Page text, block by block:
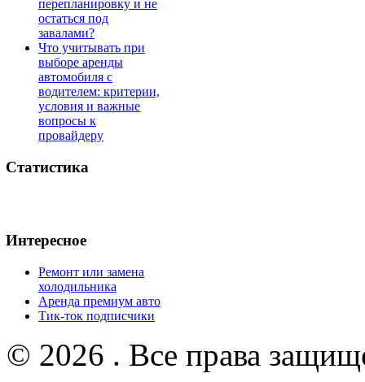
перепланировку и не
остаться под
завалами?
Что учитывать при
выборе аренды
автомобиля с
водителем: критерии,
условия и важные
вопросы к
провайдеру
Статистика
Интересное
Ремонт или замена
холодильника
Аренда премиум авто
Тик-ток подписчики
© 2026 . Все права